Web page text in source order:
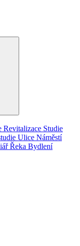
Revitalizace Studie
Ulice Náměstí
Řeka Bydlení